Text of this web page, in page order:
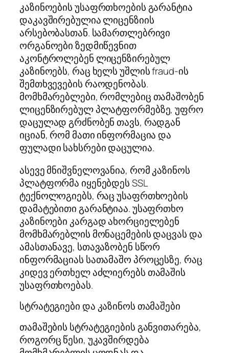
კაზინოების უსაფრთხოების გარანტია
დაკავშირებულია ლიცენზიის
არსებობასთან. სამართლებრივი
ორგანოები ზედმიწევნით
აკონტროლებენ ლიცენზირებულ
კაზინოებს, რაც ხელს უშლის fraud-ის
შემთხვევების რაოდენობას.
მომხმარებლები, რომლებიც თამაშობენ
ლიცენზირებულ პლატფორმებზე, უფრო
დაცულად გრძნობენ თავს, რადგან
იციან, რომ მათი ინფორმაცია და
ფულადი სახსრები დაცულია.
ასევე მნიშვნელოვანია, რომ კაზინოს
პლატფორმა იყენებდეს SSL
ტექნოლოგიებს, რაც უსაფრთხოების
დამატებითი გარანტიაა. უსაფრთხო
კაზინოები კარგად ახორციელებენ
მომხმარებლის მონაცემების დაცვას და
ამასთანავე, სთავაზობენ სწორ
ინფორმაციას სათამაშო პროცესზე, რაც
კიდევ ერთხელ აძლიერებს თამაშის
უსაფრთხოებას.
სტრატეგიები და კაზინოს თამაშები
თამაშების სტრატეგიების განვითარება,
როგორც წესი, უკავშირდება